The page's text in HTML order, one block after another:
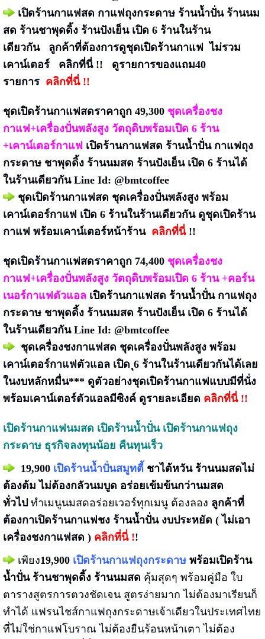
เปิดร้านกาแฟสด กาแฟถุงกระดาษ ร้านน้ำปั่น ร้านนม
สด ร้านชาพุดดิ้ง ร้านปังเย็น เปิด 6 ร้านในร้าน
เดียวกัน
ลูกค้าที่ต้องการดูชุดเปิดร้านกาแฟ ไม่รวม
เคาน์เตอร์
คลิกที่นี่ !!
ดูรายการของแถม40
รายการ คลิกที่นี่ !!
ชุดเปิดร้านกาแฟสดราคาถูก 49,300 ชุดเครื่องชง
กาแฟ+เครื่องปั่นพลังสูง วัตถุดิบพร้อมเปิด 6 ร้าน
+เคาน์เตอร์กาแฟ เปิดร้านกาแฟสด ร้านน้ำปั่น กาแฟถุง
กระดาษ ชาพุดดิ้ง ร้านนมสด ร้านปังเย็น เปิด 6 ร้านได้
ในร้านเดียวกัน Line Id: @bmtcoffee
ชุดเปิดร้านกาแฟสด ชุดเครื่องปั่นพลังสูง พร้อม
เคาน์เตอร์กาแฟ เปิด 6 ร้านในร้านเดียวกันดูชุดเปิดร้าน
กาแฟ พร้อมเคาน์เตอร์หน้าร้าน คลิกที่นี่!!
ชุดเปิดร้านกาแฟสดราคาถูก74,400 ชุดเครื่องชง
กาแฟ+เครื่องปั่นพลังสูง วัตถุดิบพร้อมเปิด 6 ร้าน +คอร์น
เนอร์กาแฟตัวแอลเปิดร้านกาแฟสด ร้านน้ำปั่น กาแฟถุง
กระดาษ ชาพุดดิ้ง ร้านนมสด ร้านปังเย็น เปิด 6 ร้านได้
ในร้านเดียวกัน Line Id: @bmtcoffee
ชุดเครื่องชงกาแฟสด ชุดเครื่องปั่นพลังสูง พร้อม
เคาน์เตอร์กาแฟตัวแอล เปิด ุ6 ร้านในร้านเดียวกันได้เลย
ในงบหลักหมื่น*** ดูตัวอย่างชุดเปิดร้านกาแฟแบบมีที่นั่ง
พร้อมเคาน์เตอร์ตัวแอลมีซิงค์ ดูรายละเอียด คลิกที่นี่ !!
เปิดร้านกาแฟนมสด เปิดร้านน้ำปั่น เปิดร้านกาแฟถุง
กระดาษ ธุรกิจลงทุนน้อย คืนทุนเร็ว
19,900 เปิดร้านน้ำปั่นสมูทตี้ ชาไต้หวัน ร้านนมสดไม่
ต้องต้ม ไม่ต้องกลัวนมบูด อร่อยเข้มข้นกว่านมสด
ทั่วไปทำเมนูนมสดอร่อยเวอร์ทุกเมนู ต้องลอง ลูกค้าที่
ต้องกาเปิดร้านกาแฟชง ร้านน้ำปั่น งบประหยัด ( ไม่เอา
เครื่องชงกาแฟสด ) คลิกที่นี่ !!
เพียง19,900 เปิดร้านกาแฟถุงกระดาษ พร้อมเปิดร้าน
น้ำปั่น ร้านชาพุดดิ้ง ร้านนมสด คุ้มสุดๆ พร้อมคู่มือ ใบ
ตารางสูตรการตวงชัดเจน สูตรง่ายมาก ไม่ต้องมาเรียนก็
ทำได้ แฟรนไชส์กาแฟถุงกระดาษเจ้าเดียวในประเทศไทย
ที่ไม่ใช่กาแฟโบราณ ไม่ต้องยืนร้อนหน้าเตา ไม่ต้อง